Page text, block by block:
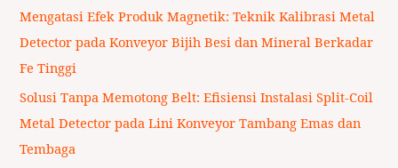
Mengatasi Efek Produk Magnetik: Teknik Kalibrasi Metal
Detector pada Konveyor Bijih Besi dan Mineral Berkadar
Fe Tinggi
Solusi Tanpa Memotong Belt: Efisiensi Instalasi Split-Coil
Metal Detector pada Lini Konveyor Tambang Emas dan
Tembaga